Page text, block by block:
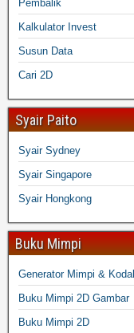
Pembalik
Kalkulator Invest
Susun Data
Cari 2D
Syair Paito
Syair Sydney
Syair Singapore
Syair Hongkong
Buku Mimpi
Generator Mimpi & Kodal
Buku Mimpi 2D Gambar
Buku Mimpi 2D